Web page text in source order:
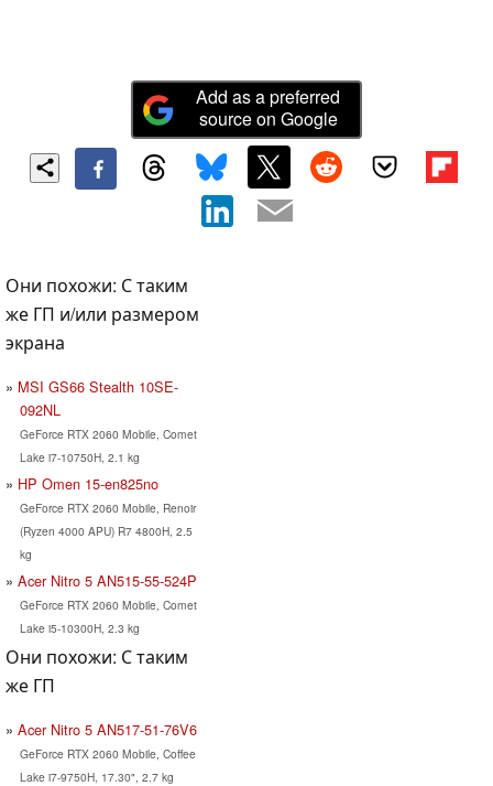
Add as a preferred
source on Google
Они похожи: С таким
же ГП и/или размером
экрана
MSI GS66 Stealth 10SE-
092NL
GeForce RTX 2060 Mobile, Comet
Lake i7-10750H, 2.1 kg
HP Omen 15-en825no
GeForce RTX 2060 Mobile, Renoir
(Ryzen 4000 APU) R7 4800H, 2.5
kg
Acer Nitro 5 AN515-55-524P
GeForce RTX 2060 Mobile, Comet
Lake i5-10300H, 2.3 kg
Они похожи: С таким
же ГП
Acer Nitro 5 AN517-51-76V6
GeForce RTX 2060 Mobile, Coffee
Lake i7-9750H, 17.30", 2.7 kg